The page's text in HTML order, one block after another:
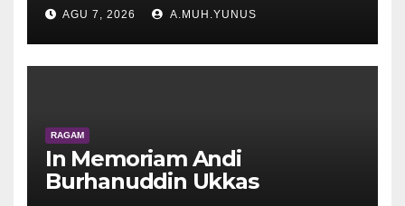
AGU 7, 2026 A.MUH.YUNUS
RAGAM
In Memoriam Andi
Burhanuddin Ukkas